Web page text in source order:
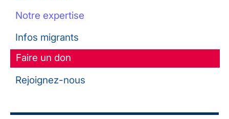
Notre expertise
Infos migrants
Faire un don
Rejoignez-nous